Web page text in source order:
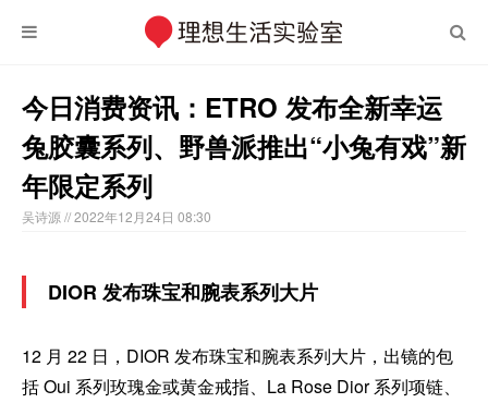
今日消费资讯：ETRO 发布全新幸运
兔胶囊系列、野兽派推出“小兔有戏”新
年限定系列
吴诗源 // 2022年12月24日 08:30
DIOR 发布珠宝和腕表系列大片
12 月 22 日，DIOR 发布珠宝和腕表系列大片，出镜的包
括 Oui 系列玫瑰金或黄金戒指、La Rose Dior 系列项链、